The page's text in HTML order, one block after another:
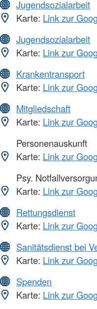
Jugendsozialarbeit
Karte: Link zur
Jugendsozialarbeit
Karte: Link zur
Krankentransport
Karte: Link zur
Mitgliedschaft
Karte: Link zur
Personenauskunft
Karte: Link zur
Psy.
Karte: Link zur
Rettungsdienst
Karte: Link zur
Sanitätsdienst bei
Karte: Link zur
Spenden
Karte: Link zur